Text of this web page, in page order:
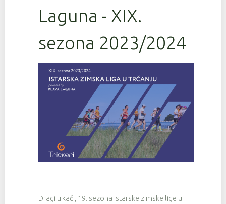
Laguna - XIX.
sezona 2023/2024
Dragi trkači, 19. sezona Istarske zimske lige u